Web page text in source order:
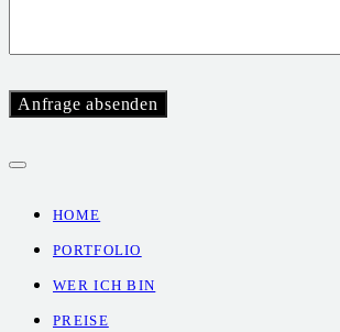
HOME
PORTFOLIO
WER ICH BIN
PREISE